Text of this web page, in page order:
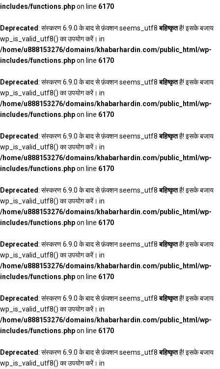
includes/functions.phpon line 6170
Deprecated: संस्करण 6.9.0 के बाद से फ़ंक्शन seems_utf8बहिष्कृतहै! इसके बजाय
wp_is_valid_utf8() का उपयोग करें। in
/home/u888153276/domains/khabarhardin.com/public_html/wp-
includes/functions.phpon line 6170
Deprecated: संस्करण 6.9.0 के बाद से फ़ंक्शन seems_utf8बहिष्कृतहै! इसके बजाय
wp_is_valid_utf8() का उपयोग करें। in
/home/u888153276/domains/khabarhardin.com/public_html/wp-
includes/functions.phpon line 6170
Deprecated: संस्करण 6.9.0 के बाद से फ़ंक्शन seems_utf8बहिष्कृतहै! इसके बजाय
wp_is_valid_utf8() का उपयोग करें। in
/home/u888153276/domains/khabarhardin.com/public_html/wp-
includes/functions.phpon line 6170
Deprecated: संस्करण 6.9.0 के बाद से फ़ंक्शन seems_utf8बहिष्कृतहै! इसके बजाय
wp_is_valid_utf8() का उपयोग करें। in
/home/u888153276/domains/khabarhardin.com/public_html/wp-
includes/functions.phpon line 6170
Deprecated: संस्करण 6.9.0 के बाद से फ़ंक्शन seems_utf8बहिष्कृतहै! इसके बजाय
wp_is_valid_utf8() का उपयोग करें। in
/home/u888153276/domains/khabarhardin.com/public_html/wp-
includes/functions.phpon line 6170
Deprecated: संस्करण 6.9.0 के बाद से फ़ंक्शन seems_utf8बहिष्कृतहै! इसके बजाय
wp_is_valid_utf8() का उपयोग करें। in
/home/u888153276/domains/khabarhardin.com/public_html/wp-
includes/functions.phpon line 6170
Deprecated: संस्करण 6.9.0 के बाद से फ़ंक्शन seems_utf8बहिष्कृतहै! इसके बजाय
wp_is_valid_utf8() का उपयोग करें। in